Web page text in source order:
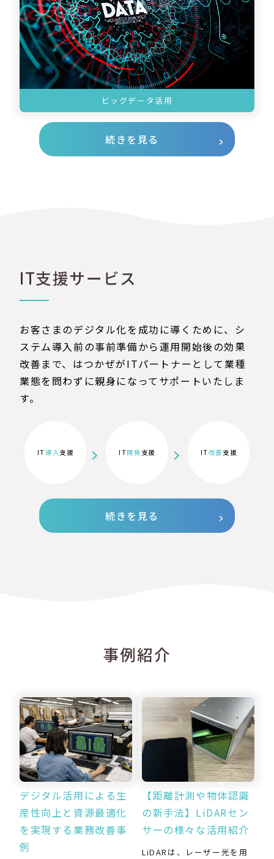
ビッグデータ活用
続きを見る
IT支援サービス
お客さまのデジタル化を成功に導くために、シ
ステム導入前の事前準備から運用開始後の効果
改善まで、はつかぜがITパートナーとして業種
業態を問わずに親身になってサポートいたしま
す。
IT導入 支援 IT開発 支援 IT改善 支援
続きを見る
事例紹介
デジタル活用による生
産性向上と資源最適化
を実現する業務改善事
例
【距離計測や物体認識
の新手法】LiDARセン
サーの様々な活用紹介
LiDARは、レーザー光を用